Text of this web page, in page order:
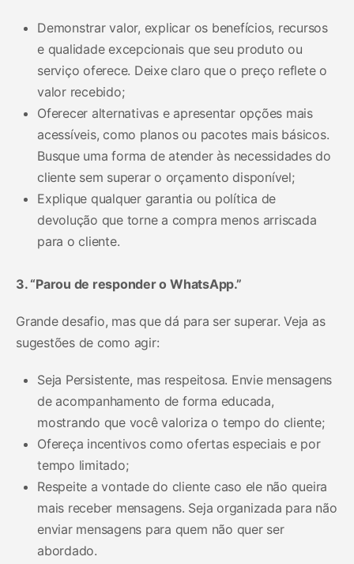
Demonstrar valor, explicar os benefícios, recursos
e qualidade excepcionais que seu produto ou
serviço oferece. Deixe claro que o preço reflete o
valor recebido;
Oferecer alternativas e apresentar opções mais
acessíveis, como planos ou pacotes mais básicos.
Busque uma forma de atender às necessidades do
cliente sem superar o orçamento disponível;
Explique qualquer garantia ou política de
devolução que torne a compra menos arriscada
para o cliente.
3. “Parou de responder o WhatsApp.”
Grande desafio, mas que dá para ser superar. Veja as
sugestões de como agir:
Seja Persistente, mas respeitosa. Envie mensagens
de acompanhamento de forma educada,
mostrando que você valoriza o tempo do cliente;
Ofereça incentivos como ofertas especiais e por
tempo limitado;
Respeite a vontade do cliente caso ele não queira
mais receber mensagens. Seja organizada para não
enviar mensagens para quem não quer ser
abordado.